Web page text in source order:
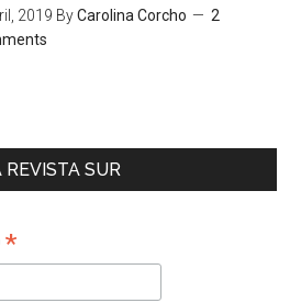
2019 ByCarolina Corcho
2
REVISTA SUR
*